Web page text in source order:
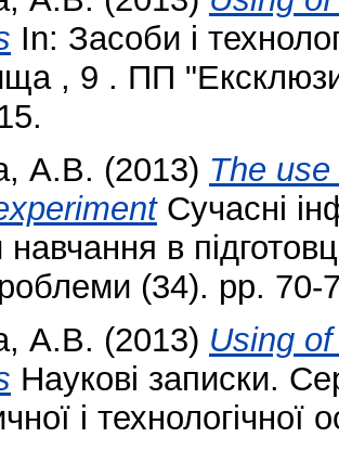
In: Засоби і
, 9 . ПП
А.В. (2013) The
Сучасні
в
(34). pp. 70-
А.В. (2013) Using
Наукові записки.
і технологічної